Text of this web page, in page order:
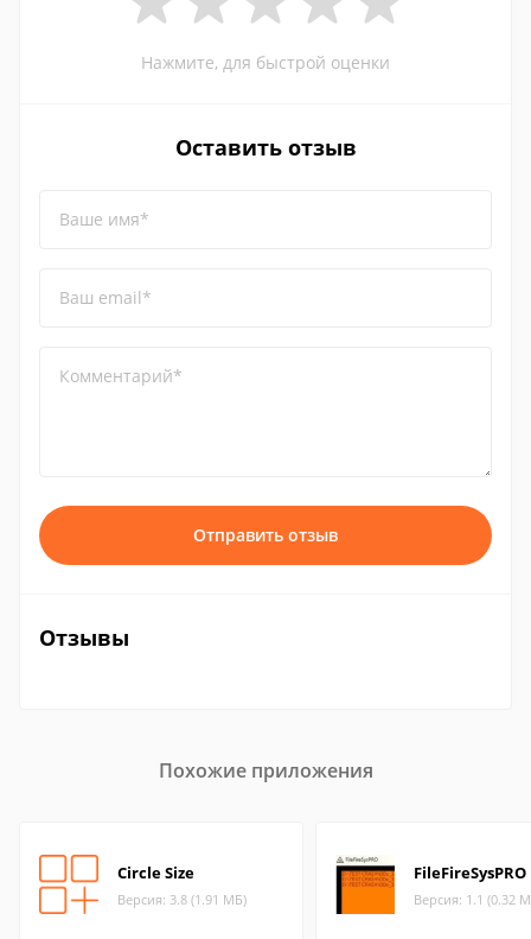
Нажмите, для быстрой оценки
Оставить отзыв
Ваше имя*
Ваш email*
Комментарий*
Отправить отзыв
Отзывы
Похожие приложения
Circle Size
Версия: 3.8 (1.91 МБ)
FileFireSysPRO
Версия: 1.1 (0.32